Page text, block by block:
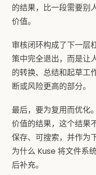
的结果，比一段需要别
价值。
审核闭环构成了下一层
策中完全退出，而是让
的转换、总结和起草工
断或风险更高的部分。
最后，要为复用而优化
价值的结果，这个结果
保存、可搜索，并作为
为什么 Kuse 将文件系
后补充。